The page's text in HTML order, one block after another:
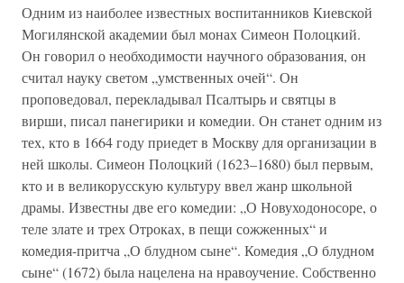
Одним из наиболее известных воспитанников Киевской
Могилянской академии был монах Симеон Полоцкий.
Он говорил о необходимости научного образования, он
считал науку светом „умственных очей“. Он
проповедовал, перекладывал Псалтырь и святцы в
вирши, писал панегирики и комедии. Он станет одним из
тех, кто в 1664 году приедет в Москву для организации в
ней школы. Симеон Полоцкий (1623–1680) был первым,
кто и в великорусскую культуру ввел жанр школьной
драмы. Известны две его комедии: „О Новуходоносоре, о
теле злате и трех Отроках, в пещи сожженных“ и
комедия-притча „О блудном сыне“. Комедия „О блудном
сыне“ (1672) была нацелена на нравоучение. Собственно